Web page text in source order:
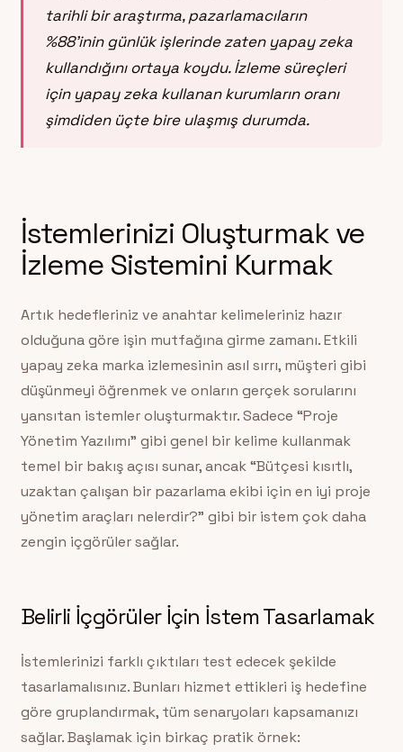
tarihli bir araştırma, pazarlamacıların
%88’inin günlük işlerinde zaten yapay zeka
kullandığını ortaya koydu. İzleme süreçleri
için yapay zeka kullanan kurumların oranı
şimdiden üçte bire ulaşmış durumda.
İstemlerinizi Oluşturmak ve
İzleme Sistemini Kurmak
Artık hedefleriniz ve anahtar kelimeleriniz hazır
olduğuna göre işin mutfağına girme zamanı. Etkili
yapay zeka marka izlemesinin asıl sırrı, müşteri gibi
düşünmeyi öğrenmek ve onların gerçek sorularını
yansıtan istemler oluşturmaktır. Sadece “Proje
Yönetim Yazılımı” gibi genel bir kelime kullanmak
temel bir bakış açısı sunar, ancak “Bütçesi kısıtlı,
uzaktan çalışan bir pazarlama ekibi için en iyi proje
yönetim araçları nelerdir?” gibi bir istem çok daha
zengin içgörüler sağlar.
Belirli İçgörüler İçin İstem Tasarlamak
İstemlerinizi farklı çıktıları test edecek şekilde
tasarlamalısınız. Bunları hizmet ettikleri iş hedefine
göre gruplandırmak, tüm senaryoları kapsamanızı
sağlar. Başlamak için birkaç pratik örnek: